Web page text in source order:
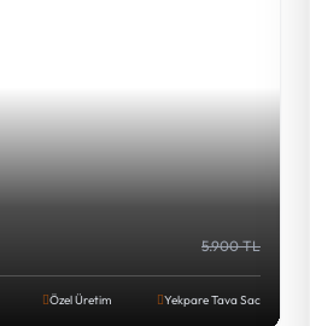
5.900 TL
Özel Üretim Yekpare Tava Sac